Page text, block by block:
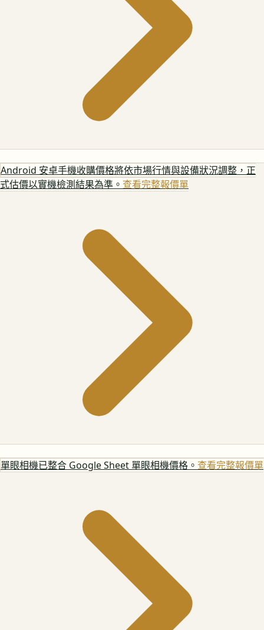
Android 安卓手機收購價格將依市場行情與設備狀況調整，正
式估價以實機檢測結果為準。 查看完整報價單
單眼相機已整合 Google Sheet 單眼相機價格。 查看完整報價單